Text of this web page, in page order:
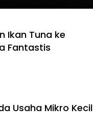
Ikan Tuna ke
Fantastis
Usaha Mikro Kecil